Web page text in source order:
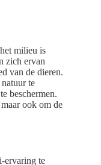
milieu is
zich ervan
van de dieren.
te
beschermen.
ook om de
ervaring te